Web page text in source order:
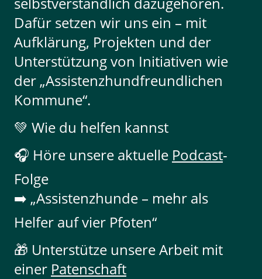
Dafür setzen wir uns ein – mit
Aufklärung, Projekten und der
Unterstützung von Initiativen wie
der „Assistenzhundfreundlichen
Kommune“.
💚 Wie du helfen kannst
🎧 Höre unsere aktuelle Podcast-
Folge
➡️ „Assistenzhunde – mehr als
Helfer auf vier Pfoten“
🎁 Unterstütze unsere Arbeit mit
einer Patenschaft